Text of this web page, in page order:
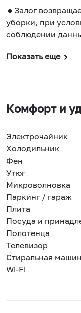
🔸Залог
уборки, при
соблюдении
Показать еще
Комфорт и
Электрочайник
Холодильник
Фен
Утюг
Микроволновка
Паркинг / гараж
Плита
Посуда и
Полотенца
Телевизор
Стиральная
Wi-Fi